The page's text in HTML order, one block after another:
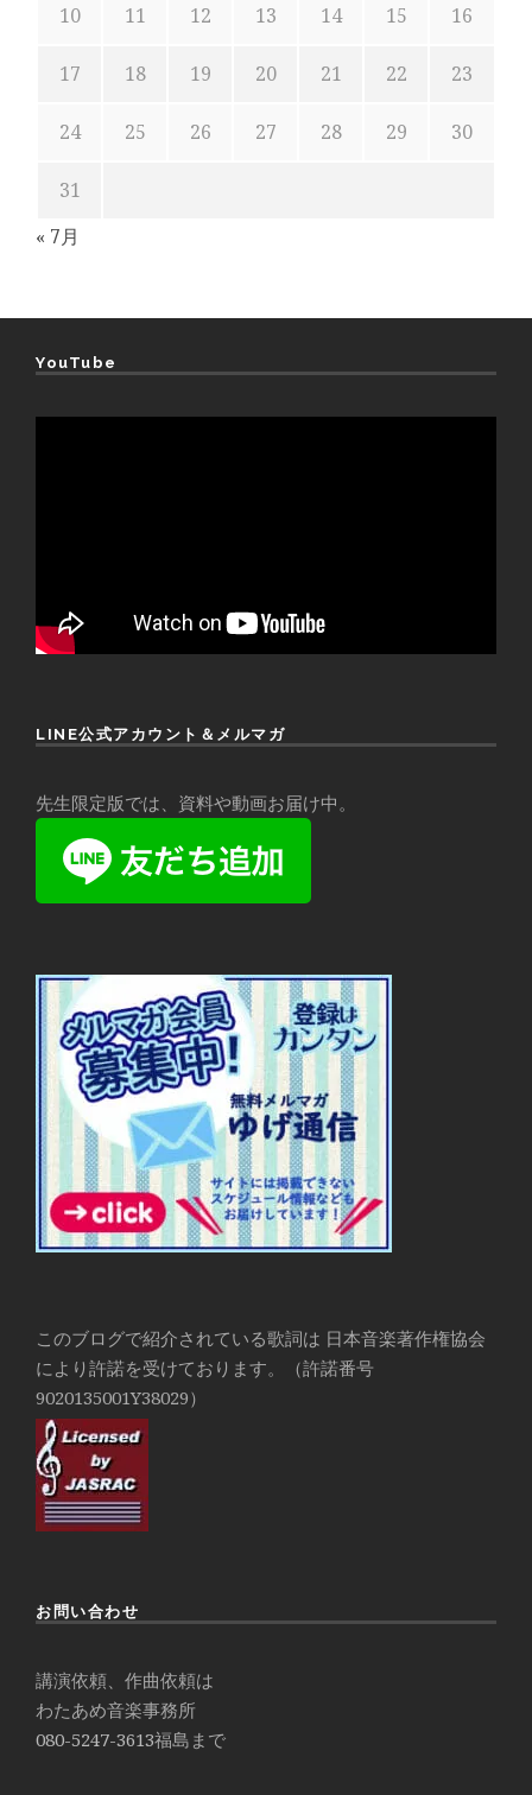
10 11 12 13 14 15 16
17 18 19 20 21 22 23
24 25 26 27 28 29 30
31
« 7月
YouTube
LINE公式アカウント＆メルマガ
先生限定版では、資料や動画お届け中。
このブログで紹介されている歌詞は 日本音楽著作権協会
により許諾を受けております。（許諾番号
9020135001Y38029）
お問い合わせ
講演依頼、作曲依頼は
わたあめ音楽事務所
080-5247-3613福島まで